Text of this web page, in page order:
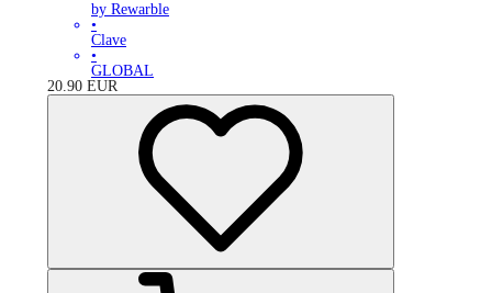
by Rewarble
•
Clave
•
GLOBAL
20.90 EUR